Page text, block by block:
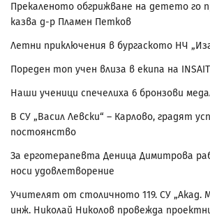
Прекаленото обгрижване на детето го
казва д-р Пламен Петков
Летни приключения в бургаското НЧ
Пореден топ учен влиза в екипа на INSAIT
Наши ученици спечелиха 6 бронзови
В СУ „Васил Левски“ – Карлово, градят
постоянство
За ерготерапевта Деница Димитрова
носи удовлетворение
Учителят от столичното 119. СУ „Акад.
инж. Николай Николов провежда